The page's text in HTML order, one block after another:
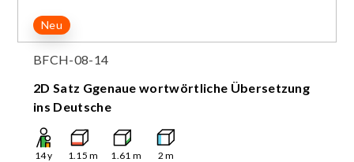
Neu
BFCH-08-14
2D Satz Ggenaue wortwörtliche Übersetzung
ins Deutsche
14y 1.15 m 1.61 m 2 m